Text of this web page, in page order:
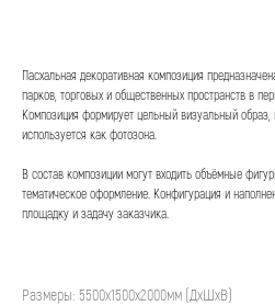
Пасхальная декоративная композиция
парков, торговых и общественных пространств в
Композиция формирует цельный визуальный образ,
используется как фотозона.
В состав композиции могут входить объёмные
тематическое оформление. Конфигурация и
площадку и задачу заказчика.
Размеры: 5500х1500х2000мм (ДхШхВ)